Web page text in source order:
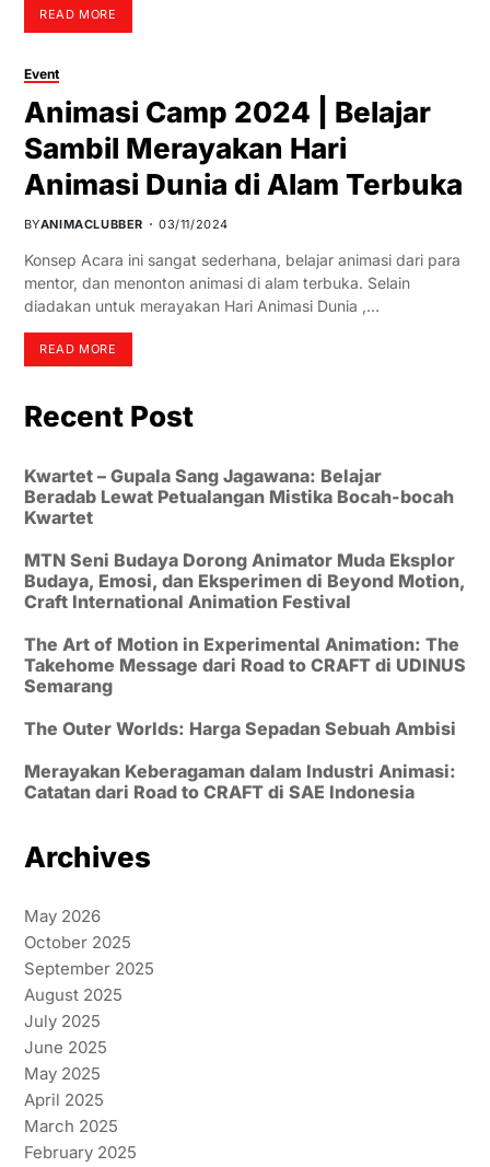
READ MORE
Event
Animasi Camp 2024 | Belajar
Sambil Merayakan Hari
Animasi Dunia di Alam Terbuka
BYANIMACLUBBER 03/11/2024
Konsep Acara ini sangat sederhana, belajar animasi dari para
mentor, dan menonton animasi di alam terbuka. Selain
diadakan untuk merayakan Hari Animasi Dunia ,…
READ MORE
Recent Post
Kwartet – Gupala Sang Jagawana: Belajar
Beradab Lewat Petualangan Mistika Bocah-bocah
Kwartet
MTN Seni Budaya Dorong Animator Muda Eksplor
Budaya, Emosi, dan Eksperimen di Beyond Motion,
Craft International Animation Festival
The Art of Motion in Experimental Animation: The
Takehome Message dari Road to CRAFT di UDINUS
Semarang
The Outer Worlds: Harga Sepadan Sebuah Ambisi
Merayakan Keberagaman dalam Industri Animasi:
Catatan dari Road to CRAFT di SAE Indonesia
Archives
May 2026
October 2025
September 2025
August 2025
July 2025
June 2025
May 2025
April 2025
March 2025
February 2025